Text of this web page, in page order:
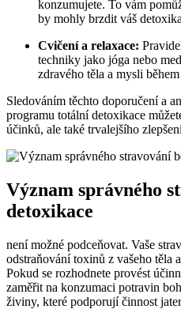
konzumujete. To vám
by mohly brzdit váš
Cvičení a relaxace:
techniky jako jóga nebo
zdravého těla a mysli
Sledováním těchto doporučení a
programu totální detoxikace
účinků, ale také trvalejšího
Význam správného
detoxikace
není možné podceňovat. Vaše
odstraňování toxinů z vašeho těla
Pokud se rozhodnete provést
zaměřit na konzumaci potravin
živiny, které podporují činnost